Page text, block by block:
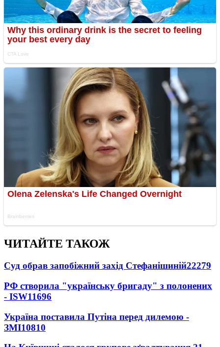
ЧИТАЙТЕ ТАКОЖ
Суд обрав запобіжний захід Стефанішиній22279
РФ створила "українську бригаду" з полонених
- ISW11696
Україна поставила Путіна перед дилемою -
ЗМІ10810